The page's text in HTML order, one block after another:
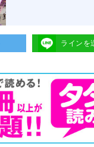
ラインを